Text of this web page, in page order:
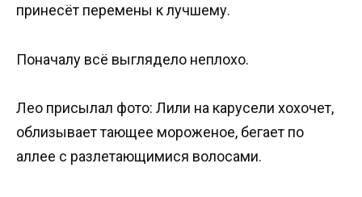
принесёт перемены к лучшему.
Поначалу всё выглядело неплохо.
Лео присылал фото: Лили на карусели хохочет,
облизывает тающее мороженое, бегает по
аллее с разлетающимися волосами.